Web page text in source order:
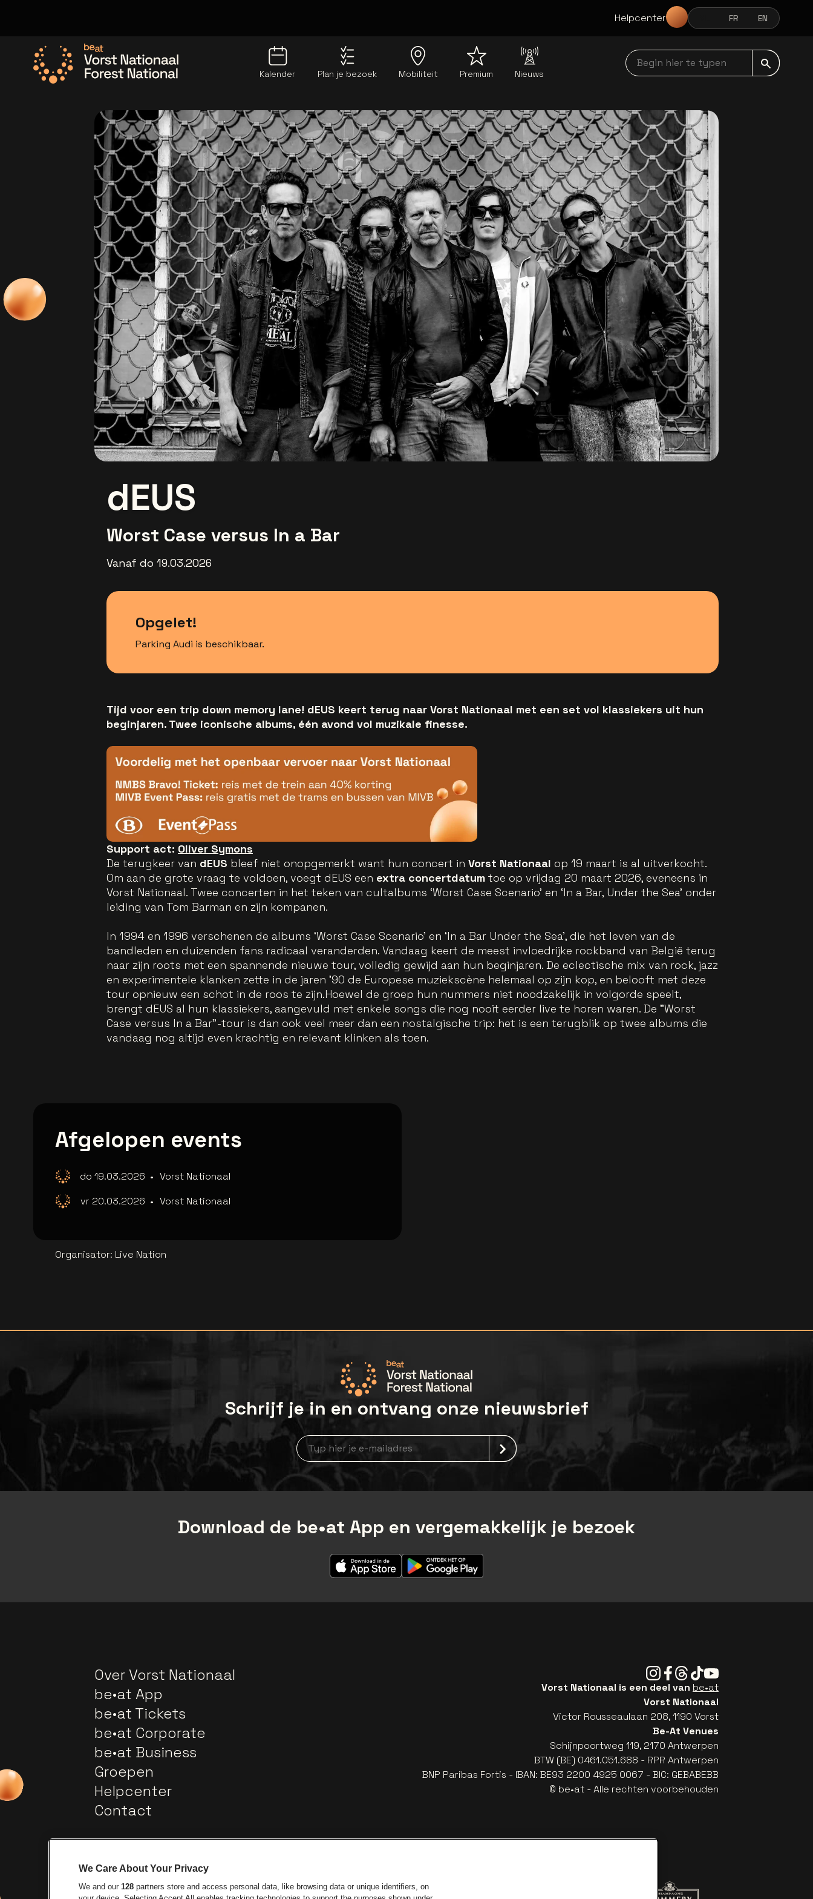
Helpcenter NEDERLANDSFRANÇAIS
FR ENGLISH
EN
Kalender Plan je bezoek Mobiliteit Premium Nieuws
Begin hier te typen navbar
dEUS
Worst Case versus In a Bar
Vanaf do 19.03.2026
Opgelet!
Parking Audi is beschikbaar.
Tijd voor een trip down memory lane! dEUS keert terug naar Vorst Nationaal met een set vol klassiekers uit hun
beginjaren. Twee iconische albums, één avond vol muzikale finesse.
Support act: Oliver Symons
De terugkeer van dEUS bleef niet onopgemerkt want hun concert in Vorst Nationaal op 19 maart is al uitverkocht.
Om aan de grote vraag te voldoen, voegt dEUS een extra concertdatum toe op vrijdag 20 maart 2026, eveneens in
Vorst Nationaal. Twee concerten in het teken van cultalbums ‘Worst Case Scenario’ en ‘In a Bar, Under the Sea’ onder
leiding van Tom Barman en zijn kompanen.
In 1994 en 1996 verschenen de albums ‘Worst Case Scenario’ en ‘In a Bar Under the Sea’, die het leven van de
bandleden en duizenden fans radicaal veranderden. Vandaag keert de meest invloedrijke rockband van België terug
naar zijn roots met een spannende nieuwe tour, volledig gewijd aan hun beginjaren. De eclectische mix van rock, jazz
en experimentele klanken zette in de jaren ’90 de Europese muziekscène helemaal op zijn kop, en belooft met deze
tour opnieuw een schot in de roos te zijn.Hoewel de groep hun nummers niet noodzakelijk in volgorde speelt,
brengt dEUS al hun klassiekers, aangevuld met enkele songs die nog nooit eerder live te horen waren. De "Worst
Case versus In a Bar"-tour is dan ook veel meer dan een nostalgische trip: het is een terugblik op twee albums die
vandaag nog altijd even krachtig en relevant klinken als toen.
Afgelopen events
do 19.03.2026 • Vorst Nationaal
vr 20.03.2026 • Vorst Nationaal
Organisator: Live Nation
Schrijf je in en ontvang onze nieuwsbrief
Nieuwsbrief aanmelding
Download de be•at App en vergemakkelijk je bezoek
Over Vorst Nationaal
be•at App
be•at Tickets
be•at Corporate
be•at Business
Groepen
Helpcenter
Contact
Instagram
Facebook
Threads
TiktokYoutube
Vorst Nationaal is een deel van be•at
Vorst Nationaal
Victor Rousseaulaan 208, 1190 Vorst
Be-At Venues
Schijnpoortweg 119, 2170 Antwerpen
BTW (BE) 0461.051.688 - RPR Antwerpen
BNP Paribas Fortis - IBAN: BE93 2200 4925 0067 - BIC: GEBABEBB
© be•at - Alle rechten voorbehouden
We Care About Your Privacy
We and our 128 partners store and access personal data, like browsing data or unique identifiers, on